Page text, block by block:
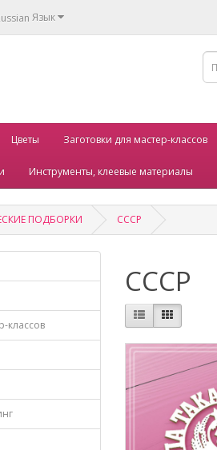
Язык
Цветы Заготовки для мастер-классов
Инструменты, клеевые материалы
ПОДБОРКИ СССР
классов
СССР